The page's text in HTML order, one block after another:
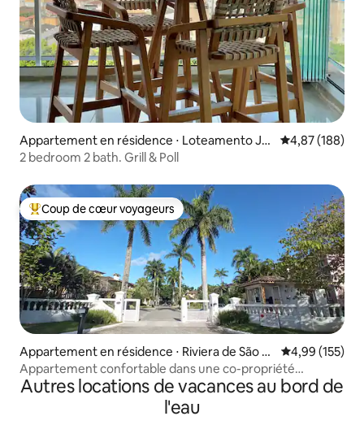
Appartement en résidence ⋅ Loteamento Jo
ao Batista Juliao
Évaluation
4,87 (188)
2 bedroom 2 bath. Grill & Poll
Coups de cœur voyageurs les plus appréciés
Coup de cœur voyageurs
Appartement en résidence ⋅ Riviera de São L
ourenço
Évaluation
4,99 (155)
Appartement confortable dans une co-propriété
horizontale sur la Riviera
Autres locations de vacances au bord de
l'eau